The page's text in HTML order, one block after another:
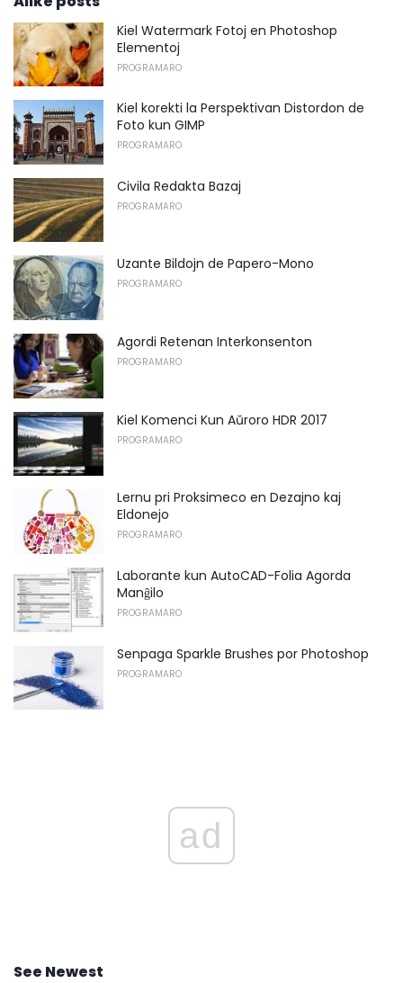
Kiel Watermark Fotoj en Photoshop
Elementoj
PROGRAMARO
Kiel korekti la Perspektivan Distordon de
Foto kun GIMP
PROGRAMARO
Civila Redakta Bazaj
PROGRAMARO
Uzante Bildojn de Papero-Mono
PROGRAMARO
Agordi Retenan Interkonsenton
PROGRAMARO
Kiel Komenci Kun Aŭroro HDR 2017
PROGRAMARO
Lernu pri Proksimeco en Dezajno kaj
Eldonejo
PROGRAMARO
Laborante kun AutoCAD-Folia Agorda
Manĝilo
PROGRAMARO
Senpaga Sparkle Brushes por Photoshop
PROGRAMARO
ad
See Newest